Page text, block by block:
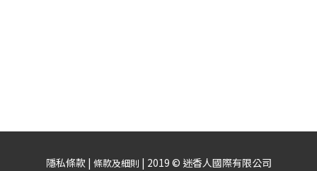
隱私條款 | 條款及細則 | 2019 © 迷香人國際有限公司